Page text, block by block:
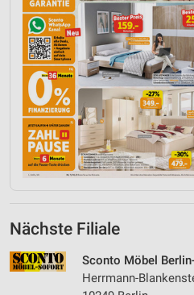
Nächste Filiale
Sconto Möbel
Herrmann-